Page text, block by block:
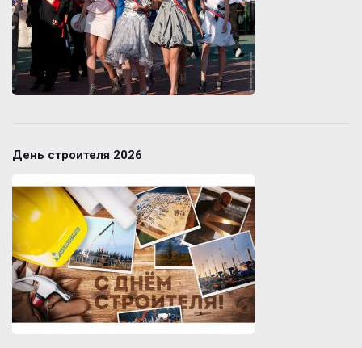
День строителя 2026